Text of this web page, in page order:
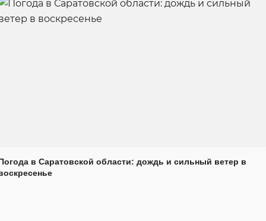
в Саратовской области: дождь и сильный ветер в